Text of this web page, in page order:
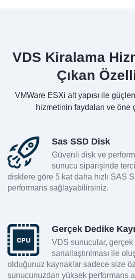
VDS Kiralama
Çıkan
VMWare ESXi alt yapısı ile
hizmetinin faydaları ve öne
Sas SSD Disk
Güvenli disk ve
sunucu siparişinde
disklere göre 5 kat daha hızlı SAS
performans sağlayabilirsiniz.
Gerçek Dedike
VDS sunucular, gerçek
sanallaştırılması ile
olduğunuz kaynaklar sadece size
sunucunuzdan yüksek performans